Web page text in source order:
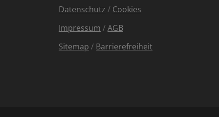
Datenschutz / Cookies
Impressum /AGB
Sitemap / Barrierefreiheit